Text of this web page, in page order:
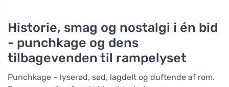
Historie, smag og nostalgi i én bid
- punchkage og dens
tilbagevenden til rampelyset
Punchkage – lyserød, sød, lagdelt og duftende af rom.